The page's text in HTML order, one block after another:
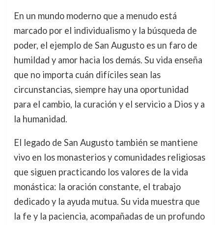
En un mundo moderno que a menudo está
marcado por el individualismo y la búsqueda de
poder, el ejemplo de San Augusto es un faro de
humildad y amor hacia los demás. Su vida enseña
que no importa cuán difíciles sean las
circunstancias, siempre hay una oportunidad
para el cambio, la curación y el servicio a Dios y a
la humanidad.
El legado de San Augusto también se mantiene
vivo en los monasterios y comunidades religiosas
que siguen practicando los valores de la vida
monástica: la oración constante, el trabajo
dedicado y la ayuda mutua. Su vida muestra que
la fe y la paciencia, acompañadas de un profundo